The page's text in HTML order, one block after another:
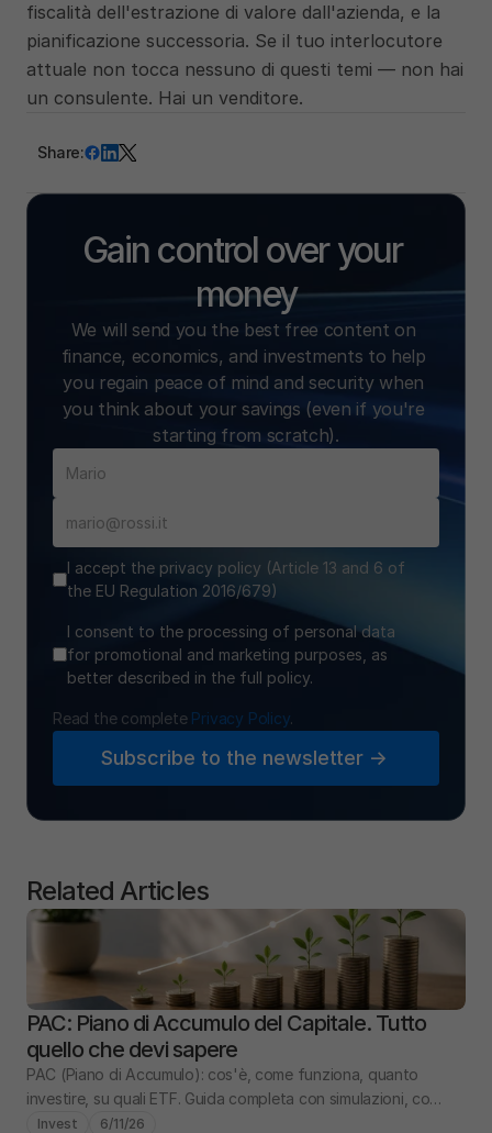
fiscalità dell'estrazione di valore dall'azienda, e la
pianificazione successoria. Se il tuo interlocutore
attuale non tocca nessuno di questi temi — non hai
un consulente. Hai un venditore.
Share:
Gain control over your
money
We will send you the best free content on
finance, economics, and investments to help
you regain peace of mind and security when
you think about your savings (even if you're
starting from scratch).
I accept the privacy policy (Article 13 and 6 of
the EU Regulation 2016/679)
I consent to the processing of personal data
for promotional and marketing purposes, as
better described in the full policy.
Read the complete Privacy Policy.
Subscribe to the newsletter ->
Related Articles
PAC: Piano di Accumulo del Capitale. Tutto
quello che devi sapere
PAC (Piano di Accumulo): cos'è, come funziona, quanto
investire, su quali ETF. Guida completa con simulazioni, costi
e confronto PIC vs PAC.
Invest 6/11/26